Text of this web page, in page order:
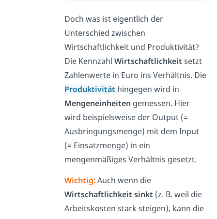
Doch was ist eigentlich der
Unterschied zwischen
Wirtschaftlichkeit und Produktivität?
Die KennzahlWirtschaftlichkeit setzt
Zahlenwerte in Euro ins Verhältnis. Die
Produktivität hingegen wird in
Mengeneinheiten gemessen. Hier
wird beispielsweise der Output (=
Ausbringungsmenge) mit dem Input
(= Einsatzmenge) in ein
mengenmäßiges Verhältnis gesetzt.
Wichtig:Auch wenn die
Wirtschaftlichkeit sinkt (z. B. weil die
Arbeitskosten stark steigen), kann die